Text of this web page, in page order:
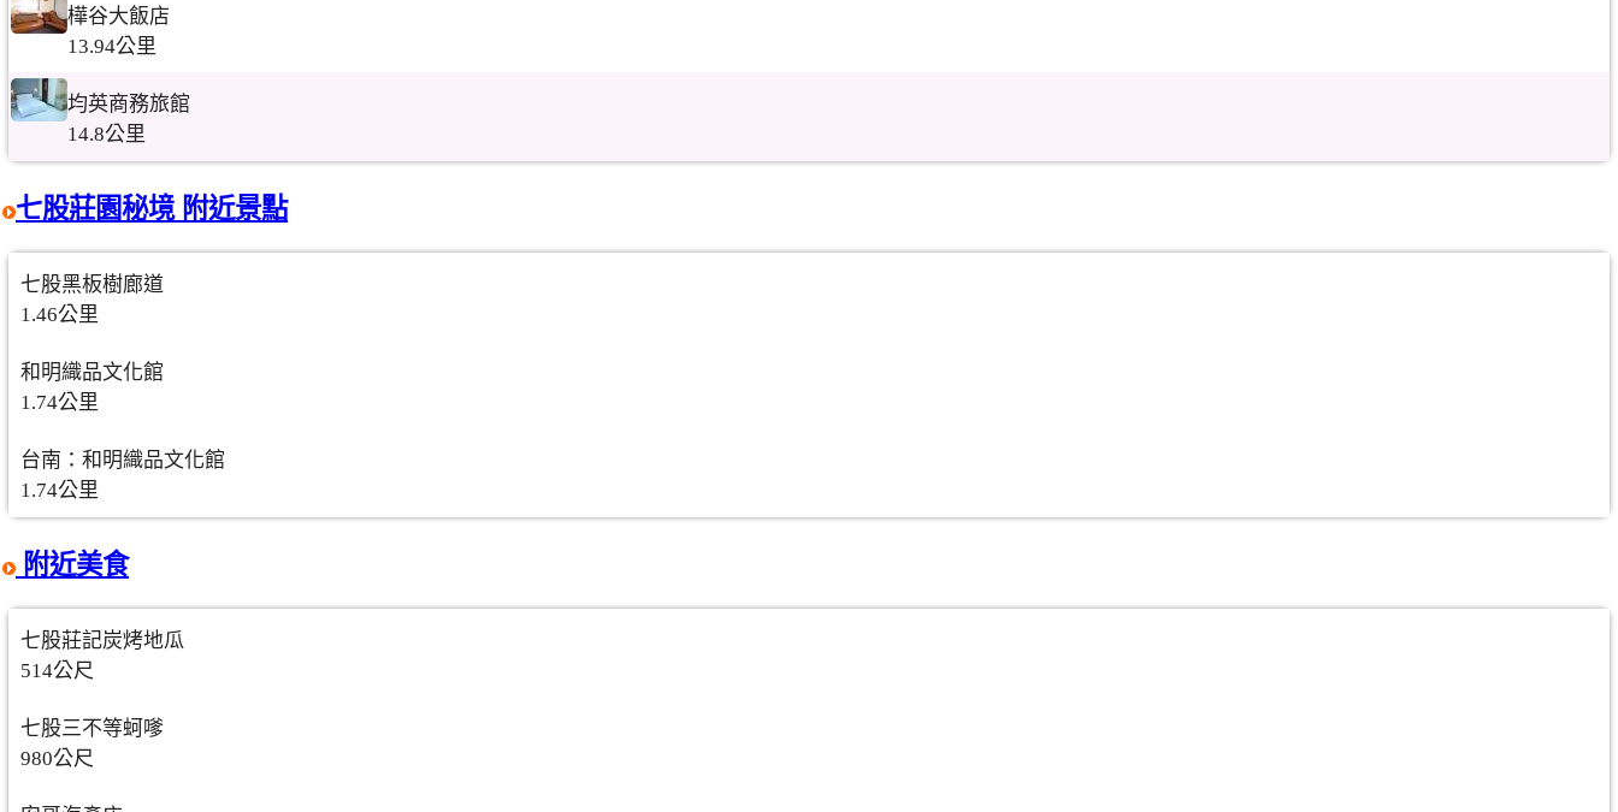
樺谷大飯店
13.94公里
均英商務旅館
14.8公里
七股莊園秘境 附近景點
七股黑板樹廊道
1.46公里
和明織品文化館
1.74公里
台南：和明織品文化館
1.74公里
附近美食
七股莊記炭烤地瓜
514公尺
七股三不等蚵嗲
980公尺